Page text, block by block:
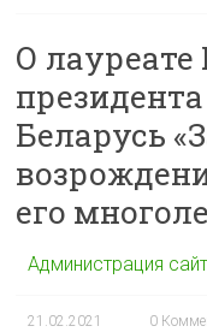
О
Беларусь
его
Администрация
21.02.2021 0